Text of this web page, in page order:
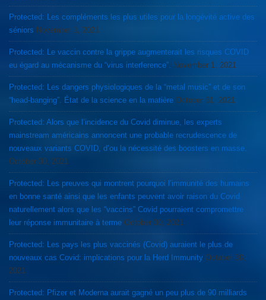
Protected: Les compléments les plus utiles pour la longévité active des
séniors November 1, 2021
Protected: Le vaccin contre la grippe augmenterait les risques COVID
eu égard au mécanisme du “virus interference”. November 1, 2021
Protected: Les dangers physiologiques de la “metal music” et de son
“head-banging”. État de la science en la matière October 31, 2021
Protected: Alors que l’incidence du Covid diminue, les experts
mainstream américains annoncent une probable recrudescence de
nouveaux variants COVID, d’ou la nécessité des boosters en masse.
October 30, 2021
Protected: Les preuves qui montrent pourquoi l’immunité des humains
en bonne santé ainsi que les enfants peuvent avoir raison du Covid
naturellement alors que les “vaccins” Covid pourraient compromettre
leur réponse immunitaire à terme October 30, 2021
Protected: Les pays les plus vaccinés (Covid) auraient le plus de
nouveaux cas Covid: implications pour la Herd Immunity October 30,
2021
Protected: Pfizer et Moderna aurait gagné un peu plus de 90 milliards